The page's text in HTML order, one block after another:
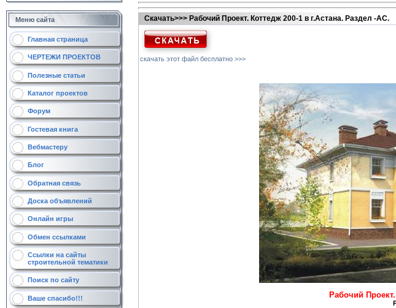
Меню сайта
Главная страница
ЧЕРТЕЖИ ПРОЕКТОВ
Полезные статьи
Каталог проектов
Форум
Гостевая книга
Вебмастеру
Блог
Обратная связь
Доска объявлений
Онлайн игры
Обмен ссылками
Ссылки на сайты
строительной тематики
Поиск по сайту
Ваше спасибо!!!
Скачать>>> Рабочий Проект. Коттедж 200-1 в г.Астана. Раздел -АС.
скачать этот файл бесплатно >>>
Рабочий Проект.